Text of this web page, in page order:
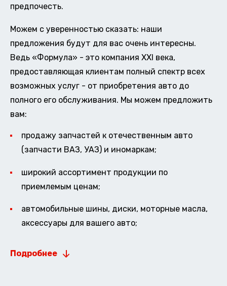
предпочесть.
Можем с уверенностью сказать: наши
предложения будут для вас очень интересны.
Ведь «Формула» - это компания XXI века,
предоставляющая клиентам полный спектр всех
возможных услуг - от приобретения авто до
полного его обслуживания. Мы можем предложить
вам:
продажу запчастей к отечественным авто
(запчасти ВАЗ, УАЗ) и иномаркам;
широкий ассортимент продукции по
приемлемым ценам;
автомобильные шины, диски, моторные масла,
аксессуары для вашего авто;
Подробнее